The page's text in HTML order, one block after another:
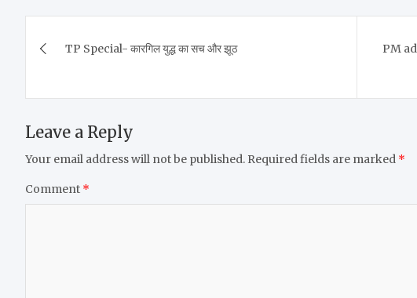
navigation
TP Special- कारगिल युद्ध का सच और झूठ
PM
Leave a Reply
Your email address will not be published. Required fields are marked *
Comment *